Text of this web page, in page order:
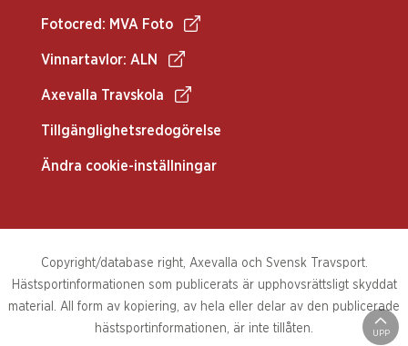
Fotocred: MVA Foto
Vinnartavlor: ALN
Axevalla Travskola
Tillgänglighetsredogörelse
Ändra cookie-inställningar
UPP
Copyright/database right, Axevalla och Svensk Travsport.
Hästsportinformationen som publicerats är upphovsrättsligt skyddat
material. All form av kopiering, av hela eller delar av den publicerade
hästsportinformationen, är inte tillåten.